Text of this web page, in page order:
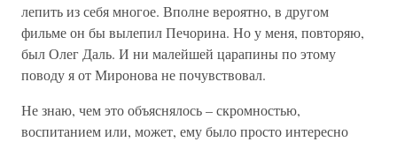
лепить из себя многое. Вполне вероятно, в другом
фильме он бы вылепил Печорина. Но у меня, повторяю,
был Олег Даль. И ни малейшей царапины по этому
поводу я от Миронова не почувствовал.
Не знаю, чем это объяснялось – скромностью,
воспитанием или, может, ему было просто интересно